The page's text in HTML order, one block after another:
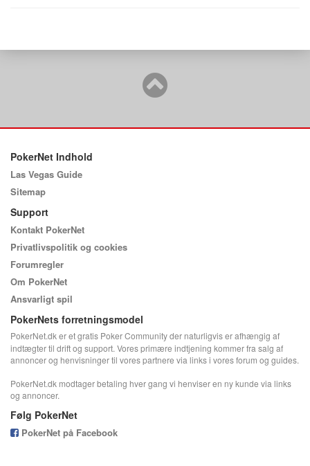
PokerNet Indhold
Las Vegas Guide
Sitemap
Support
Kontakt PokerNet
Privatlivspolitik og cookies
Forumregler
Om PokerNet
Ansvarligt spil
PokerNets forretningsmodel
PokerNet.dk er et gratis Poker Community der naturligvis er afhængig af
indtægter til drift og support. Vores primære indtjening kommer fra salg af
annoncer og henvisninger til vores partnere via links i vores forum og guides.
PokerNet.dk modtager betaling hver gang vi henviser en ny kunde via links
og annoncer.
Følg PokerNet
PokerNet på Facebook